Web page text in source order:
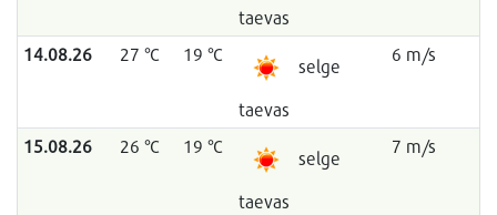
taevas
14.08.26 27 °C 19 °C
selge
taevas
6 m/s
15.08.26 26 °C 19 °C
selge
taevas
7 m/s